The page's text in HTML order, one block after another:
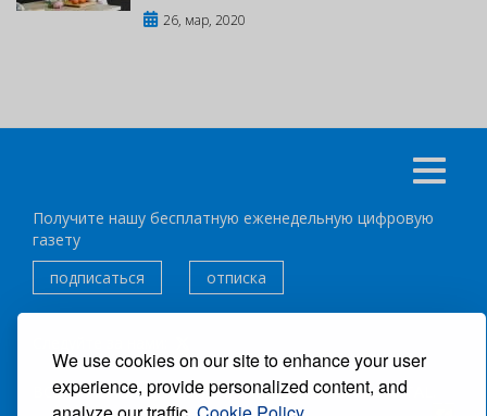
We use cookies on our site to enhance your user
experience, provide personalized content, and
26, мар, 2020
Получите нашу бесплатную еженедельную цифровую
газету
подписаться
отписка
ВСЕ ПРАВА ЗАЩИЩЕНЫ ®CARIBBEAN NEWS DIGITAL.